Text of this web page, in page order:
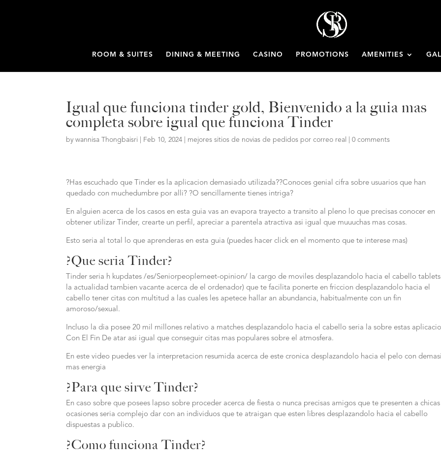
ROOM & SUITES DINING & MEETING CASINO PROMOTIONS AMENITIES
Igual que funciona tinder gold, Bienvenido a la guia mas
completa sobre igual que funciona Tinder
bywannisa Thongbaisri Feb 10, 2024 mejores sitios de novias de pedidos por correo real |0 comments
?Has escuchado que Tinder es la aplicacion demasiado utilizada??Conoces genial cifra sobre usuarios que han
quedado con muchedumbre por alli? ?O sencillamente tienes intriga?
En alguien acerca de los casos en esta guia vas an evapora trayecto a transito al pleno lo que precisas conocer en
obtener utilizar Tinder, crearte un perfil, apreciar a parentela atractiva asi igual que muuuchas mas cosas.
Esto seria al total lo que aprenderas en esta guia (puedes hacer click en el momento que te interese mas)
?Que seri­a Tinder?
Tinder seri­a h kupdates /es/Seniorpeoplemeet-opinion/ la cargo de moviles desplazandolo hacia el cabello tablets
la actualidad tambien vacante acerca de el ordenador) que te facilita ponerte en friccion desplazandolo hacia el
cabello tener citas con multitud a las cuales les apetece hallar an abundancia, habitualmente con un fin
amoroso/sexual.
Incluso la dia posee 20 mil millones relativo a matches desplazandolo hacia el cabello seri­a la sobre estas
Con El Fin De atar asi igual que conseguir citas mas populares sobre el atmosfera.
En este video puedes ver la interpretacion resumida acerca de este cronica desplazandolo hacia el pelo con
mas energia
?Para que sirve Tinder?
En caso sobre que posees lapso sobre proceder acerca de fiesta o nunca precisas amigos que te presenten a chicas
ocasiones seria complejo dar con an individuos que te atraigan que esten libres desplazandolo hacia el cabello
dispuestas a publico.
?Como funciona Tinder?